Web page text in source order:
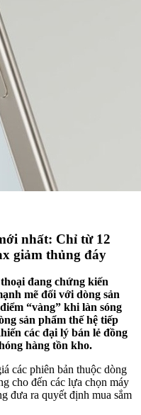
nhất: Chỉ từ 12
giảm thủng đáy
đang chứng kiến
mẽ đối với dòng sản
“vàng” khi làn sóng
sản phẩm thế hệ tiếp
các đại lý bán lẻ đồng
hàng tồn kho.
các phiên bản thuộc dòng
cho đến các lựa chọn máy
đưa ra quyết định mua sắm